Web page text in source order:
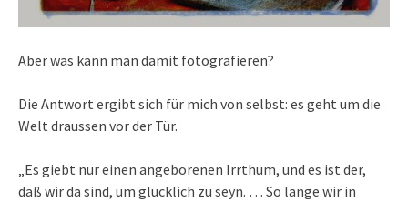
Aber was kann man damit fotografieren?
Die Antwort ergibt sich für mich von selbst: es geht um die
Welt draussen vor der Tür.
„Es giebt nur einen angeborenen Irrthum, und es ist der,
daß wir da sind, um glücklich zu seyn. … So lange wir in